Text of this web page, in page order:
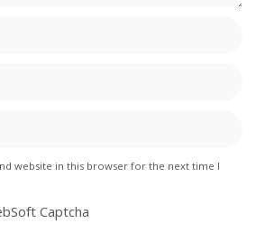
website in this browser for the next time I
Captcha